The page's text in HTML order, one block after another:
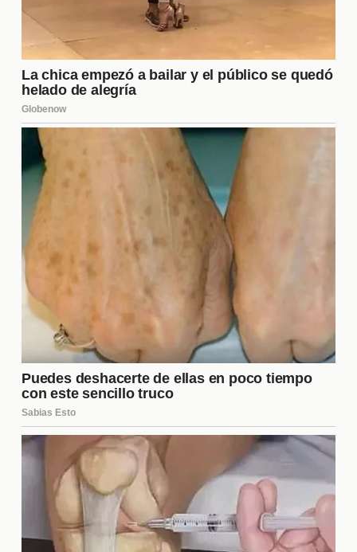
A medida que se acerca la final de "La Casa de los
Famosos 6", las expectativas son altas. Los
seguidores están ansiosos por ver cómo se
desarrollarán las últimas semanas y quién se llevará
el gran premio. La tensión y la incertidumbre son
palpables, lo que promete mantener a la audiencia
enganchada hasta el último momento. La
competencia se intensificará y las decisiones de los
concursantes serán más críticas que nunca.
¿Cómo se elige a los eliminados
en el programa?
La elección de los eliminados en "La Casa de los
Famosos 6" se basa en la votación del público.
Cada semana, los concursantes nominados son
seleccionados por sus compañeros, y luego el
público tiene la oportunidad de votar por el
participante que desea que se quede en la casa.
Este proceso genera una dinámica de tensión y
estrategia, ya que los concursantes deben ser
cuidadosos con sus alianzas y decisiones.
¿Cuáles son los premios para el
ganador?